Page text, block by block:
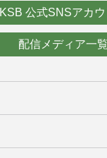
KSB 公式SNSアカウ
配信メディア一覧